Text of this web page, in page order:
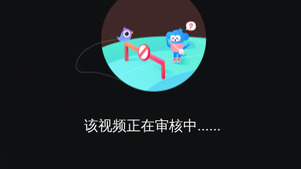
该视频正在审核中......